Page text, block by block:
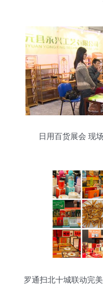
日用百货展会 现
罗通扫北十城联动完